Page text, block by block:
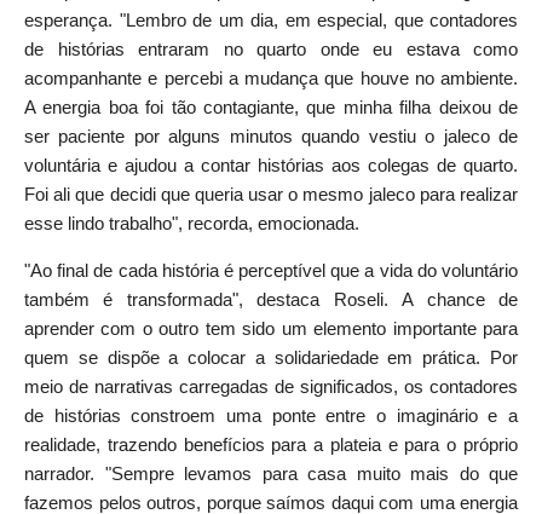
esperança. "Lembro de um dia, em especial, que contadores
de histórias entraram no quarto onde eu estava como
acompanhante e percebi a mudança que houve no ambiente.
A energia boa foi tão contagiante, que minha filha deixou de
ser paciente por alguns minutos quando vestiu o jaleco de
voluntária e ajudou a contar histórias aos colegas de quarto.
Foi ali que decidi que queria usar o mesmo jaleco para realizar
esse lindo trabalho", recorda, emocionada.
"Ao final de cada história é perceptível que a vida do voluntário
também é transformada", destaca Roseli. A chance de
aprender com o outro tem sido um elemento importante para
quem se dispõe a colocar a solidariedade em prática. Por
meio de narrativas carregadas de significados, os contadores
de histórias constroem uma ponte entre o imaginário e a
realidade, trazendo benefícios para a plateia e para o próprio
narrador. "Sempre levamos para casa muito mais do que
fazemos pelos outros, porque saímos daqui com uma energia